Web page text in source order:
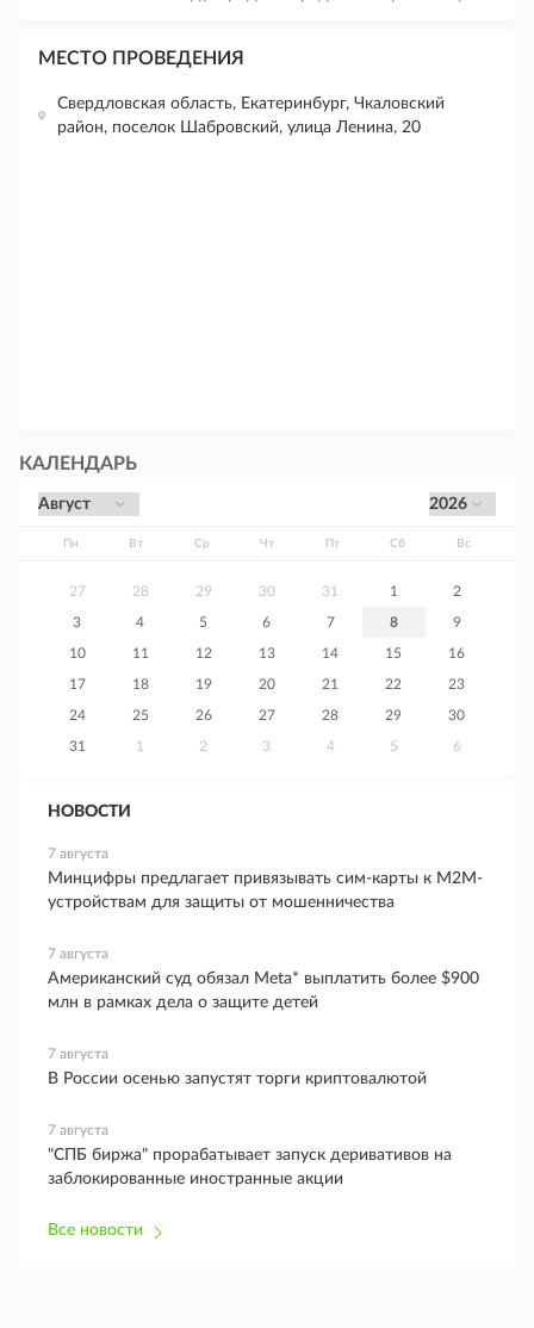
МЕСТО ПРОВЕДЕНИЯ
Свердловская область, Екатеринбург, Чкаловский
район, поселок Шабровский, улица Ленина, 20
КАЛЕНДАРЬ
Пн Вт Ср Чт Пт Сб Вс
27 28 29 30 31 1 2
3 4 5 6 7 8 9
10 11 12 13 14 15 16
17 18 19 20 21 22 23
24 25 26 27 28 29 30
31 1 2 3 4 5 6
НОВОСТИ
7 августа
Минцифры предлагает привязывать сим-карты к M2M-
устройствам для защиты от мошенничества
7 августа
Американский суд обязал Meta* выплатить более $900
млн в рамках дела о защите детей
7 августа
В России осенью запустят торги криптовалютой
7 августа
"СПБ биржа" прорабатывает запуск деривативов на
заблокированные иностранные акции
Все новости